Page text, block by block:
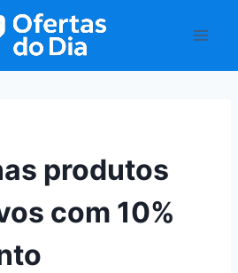
produtos
com 10%